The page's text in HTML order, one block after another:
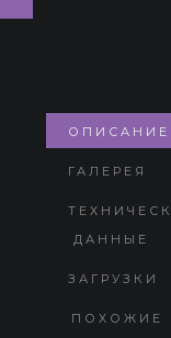
ОПИСАНИЕ
ГАЛЕРЕЯ
ДАННЫЕ
ЗАГРУЗКИ
ПОХОЖИЕ